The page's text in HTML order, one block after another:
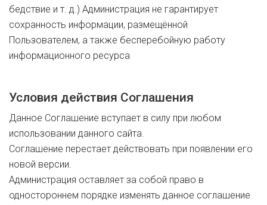
бедствие и т. д.) Администрация не гарантирует
сохранность информации, размещённой
Пользователем, а также бесперебойную работу
информационного ресурса
Условия действия Соглашения
Данное Соглашение вступает в силу при любом
использовании данного сайта.
Соглашение перестает действовать при появлении его
новой версии.
Администрация оставляет за собой право в
одностороннем порядке изменять данное соглашение